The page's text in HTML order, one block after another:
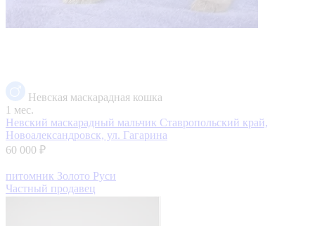
Невская маскарадная кошка
1 мес.
Невский маскарадный мальчик Ставропольский край,
Новоалександровск, ул. Гагарина
60 000 ₽
питомник Золото Руси
Частный продавец